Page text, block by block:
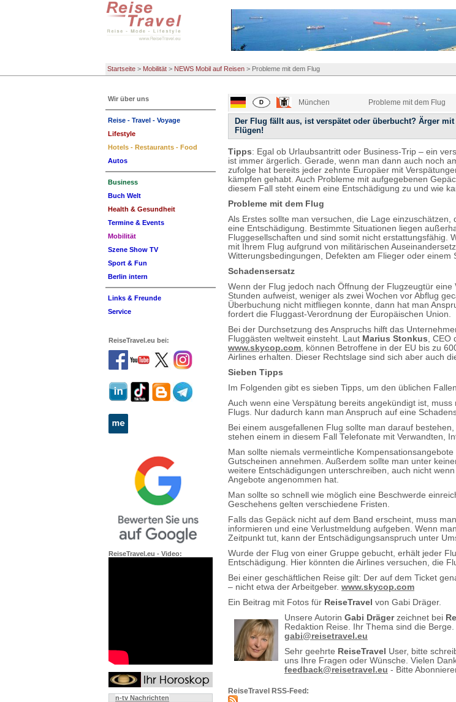
Startseite > Mobilität > NEWS Mobil auf Reisen > Probleme mit dem Flug
München Probleme mit dem Flug
Der Flug fällt aus, ist verspätet oder überbucht? Ärger
Flügen!
Tipps: Egal ob Urlaubsantritt oder Business-Trip – ein
ist immer ärgerlich. Gerade, wenn man dann auch noch
zufolge hat bereits jeder zehnte Europäer mit
kämpfen gehabt. Auch Probleme mit aufgegebenen
diesem Fall steht einem eine Entschädigung zu und wie
Probleme mit dem Flug
Als Erstes sollte man versuchen, die Lage
eine Entschädigung. Bestimmte Situationen liegen
Fluggesellschaften und sind somit nicht erstattungsfähig.
mit Ihrem Flug aufgrund von militärischen
Witterungsbedingungen, Defekten am Flieger oder einem
Schadensersatz
Wenn der Flug jedoch nach Öffnung der Flugzeugtür
Stunden aufweist, weniger als zwei Wochen vor Abflug
Überbuchung nicht mitfliegen konnte, dann hat man
fordert die Fluggast-Verordnung der Europäischen Union.
Bei der Durchsetzung des Anspruchs hilft das
Fluggästen weltweit einsteht. Laut Marius Stonkus ,
www.skycop.com , können Betroffene in der EU bis zu
Airlines erhalten. Dieser Rechtslage sind sich aber auch
Sieben Tipps
Im Folgenden gibt es sieben Tipps, um den üblichen
Auch wenn eine Verspätung bereits angekündigt ist,
Flugs. Nur dadurch kann man Anspruch auf eine
Bei einem ausgefallenen Flug sollte man darauf
stehen einem in diesem Fall Telefonate mit Verwandten,
Man sollte niemals vermeintliche
Gutscheinen annehmen. Außerdem sollte man unter
weitere Entschädigungen unterschreiben, auch nicht
Angebote angenommen hat.
Man sollte so schnell wie möglich eine Beschwerde
Geschehens gelten verschiedene Fristen.
Falls das Gepäck nicht auf dem Band erscheint, muss
informieren und eine Verlustmeldung aufgeben. Wenn
Zeitpunkt tut, kann der Entschädigungsanspruch unter
Wurde der Flug von einer Gruppe gebucht, erhält jeder
Entschädigung. Hier könnten die Airlines versuchen, die
Bei einer geschäftlichen Reise gilt: Der auf dem Ticket
– nicht etwa der Arbeitgeber. www.skycop.com
Ein Beitrag mit Fotos für ReiseTravel von Gabi Dräger.
Unsere Autorin Gabi Drägerzeichnet bei
Redaktion Reise. Ihr Thema sind die
gabi@reisetravel.eu
Sehr geehrte ReiseTravel User, bitte
uns Ihre Fragen oder Wünsche. Vielen
feedback@reisetravel.eu - Bitte
ReiseTravel RSS-Feed:
Wir über uns
Reise - Travel - Voyage
Lifestyle
Hotels - Restaurants - Food
Autos
Business
Buch Welt
Health & Gesundheit
Termine & Events
Mobilität
Szene Show TV
Sport & Fun
Berlin intern
Links & Freunde
Service
ReiseTravel.eu bei:
ReiseTravel.eu - Video:
n-tv Nachrichten